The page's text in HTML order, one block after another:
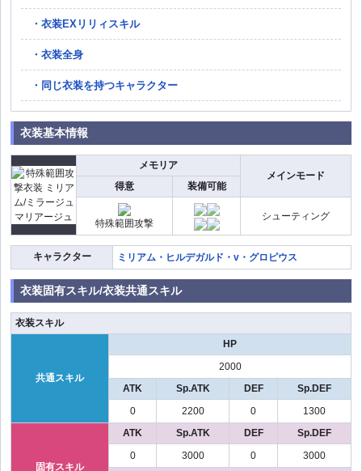
衣装EXリリィスキル
衣装全身
同じ衣装を持つキャラクター
衣装基本情報
メモリア
メインモード
得意
装備可能
特殊範囲攻撃
シューティング
キャラクター ミリアム・ヒルデガルド・v・グロピウス
衣装固有スキル/衣装共通スキル
衣装スキル
共通スキル
HP
2000
ATK
Sp.ATK DEF
Sp.DEF
0
2200 0 1300
固有スキル
ATK Sp.ATK DEF
Sp.DEF
0
3000 0
3000